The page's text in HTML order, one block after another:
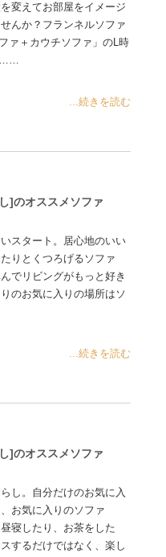
変えてお部屋をイメージ
んか？フランネルソファ
ァ＋カウチソファ」のL時
……
...続きを読む
]のオススメソファ
スタート。居心地のいい
りとくつろげるソファ
でリビングがもっと好き
のお気に入りの場所はソ
...続きを読む
]のオススメソファ
し。自分だけのお気に入
お気に入りのソファ
寝したり、お茶をした
するだけではなく、楽し